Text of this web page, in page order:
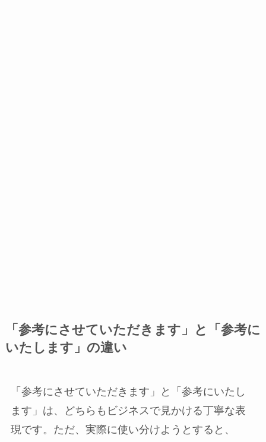
「参考にさせていただきます」と「参考に
いたします」の違い
「参考にさせていただきます」と「参考にいたし
ます」は、どちらもビジネスで見かける丁寧な表
現です。ただ、実際に使い分けようとすると、